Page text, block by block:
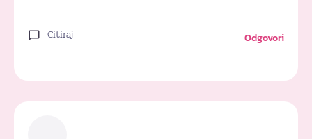
Citiraj Odgovori